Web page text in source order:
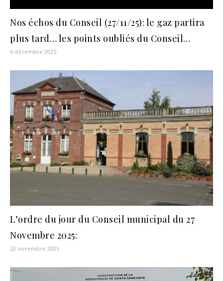
Nos échos du Conseil (27/11/25): le gaz partira
plus tard… les points oubliés du Conseil…
6 décembre 2025
L’ordre du jour du Conseil municipal du 27
Novembre 2025:
22 novembre 2025